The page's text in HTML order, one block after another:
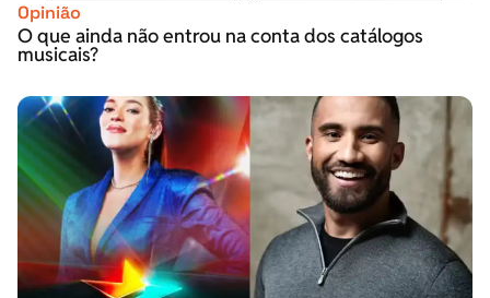
Opinião
O que ainda não entrou na conta dos catálogos
musicais?